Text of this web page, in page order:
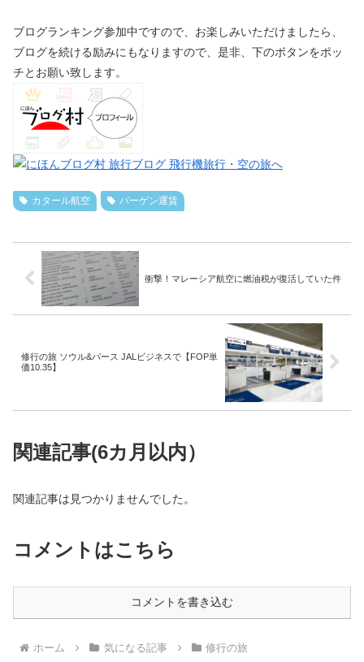
ブログランキング参加中ですので、お楽しみいただけましたら、
ブログを続ける励みにもなりますので、是非、下のボタンをポッ
チとお願い致します。
カタール航空 バーゲン運賃
衝撃！マレーシア航空に燃油税が復活していた件
修行の旅 ソウル&パース JALビジネスで【FOP単
価10.35】
関連記事(6カ月以内）
関連記事は見つかりませんでした。
コメントはこちら
コメントを書き込む
ホーム 気になる記事 修行の旅